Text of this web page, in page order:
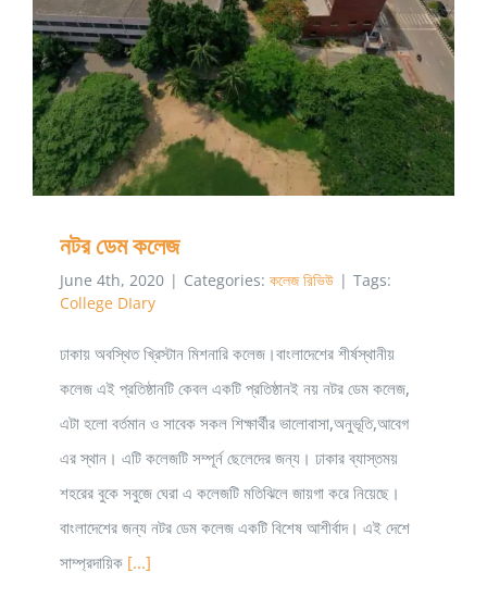
নটর ডেম কলেজ
নটর ডেম কলেজ
June 4th, 2020 | Categories: কলেজ রিভিউ | Tags:
College DIary
ঢাকায় অবস্থিত খ্রিস্টান মিশনারি কলেজ।বাংলাদেশের শীর্ষস্থানীয়
কলেজ এই প্রতিষ্ঠানটি কেবল একটি প্রতিষ্ঠানই নয় নটর ডেম কলেজ,
এটা হলো বর্তমান ও সাবেক সকল শিক্ষার্থীর ভালোবাসা,অনুভূতি,আবেগ
এর স্থান। এটি কলেজটি সম্পূর্ন ছেলেদের জন্য। ঢাকার ব্যাস্তময়
শহরের বুকে সবুজে ঘেরা এ কলেজটি মতিঝিলে জায়গা করে নিয়েছে।
বাংলাদেশের জন্য নটর ডেম কলেজ একটি বিশেষ আশীর্বাদ। এই দেশে
সাম্প্রদায়িক [...]